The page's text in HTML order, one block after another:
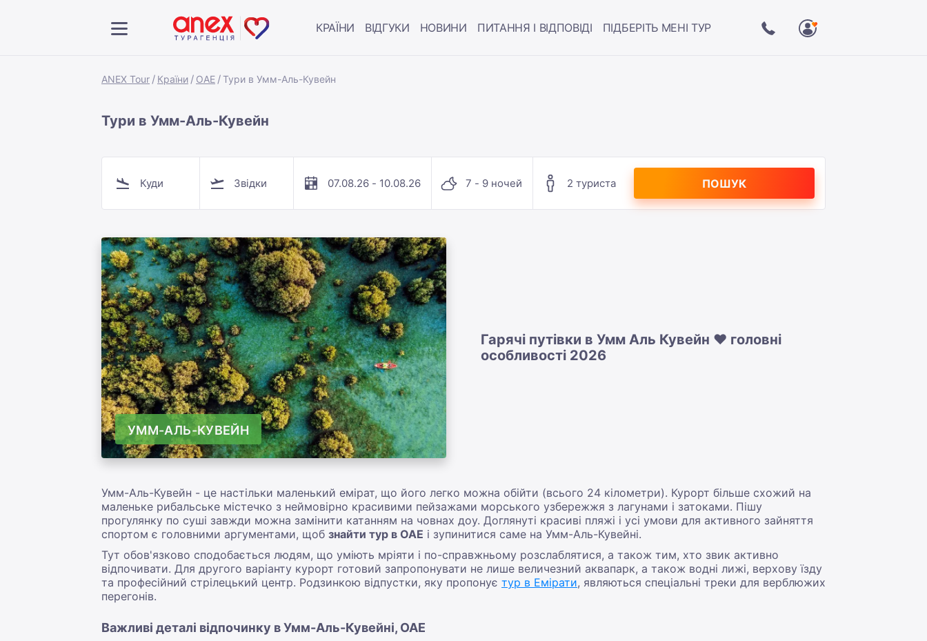
КРАЇНИ ВІДГУКИ НОВИНИ ПИТАННЯ І ВІДПОВІДІ ПІДБЕРІТЬ МЕНІ ТУР
ANEX Tour Країни ОАЕ Тури в Умм-Аль-Кувейн
Тури в Умм-Аль-Кувейн
Куди Звідки 07.08.26 - 10.08.26 7 - 9 ночей 2 туриста ПОШУК
УММ-АЛЬ-КУВЕЙН
Гарячі путівки в Умм Аль Кувейн ❤️ головні
особливості 2026
Умм-Аль-Кувейн - це настільки маленький емірат, що його легко можна обійти (всього 24 кілометри). Курорт більше схожий на
маленьке рибальське містечко з неймовірно красивими пейзажами морського узбережжя з лагунами і затоками. Пішу
прогулянку по суші завжди можна замінити катанням на човнах доу. Доглянуті красиві пляжі і усі умови для активного зайняття
спортом є головними аргументами, щоб знайти тур в ОАЕ і зупинитися саме на Умм-Аль-Кувейні.
Тут обов'язково сподобається людям, що уміють мріяти і по-справжньому розслаблятися, а також тим, хто звик активно
відпочивати. Для другого варіанту курорт готовий запропонувати не лише величезний аквапарк, а також водні лижі, верхову їзду
та професійний стрілецький центр. Родзинкою відпустки, яку пропонує тур в Емірати, являються спеціальні треки для верблюжих
перегонів.
Важливі деталі відпочинку в Умм-Аль-Кувейні, ОАЕ